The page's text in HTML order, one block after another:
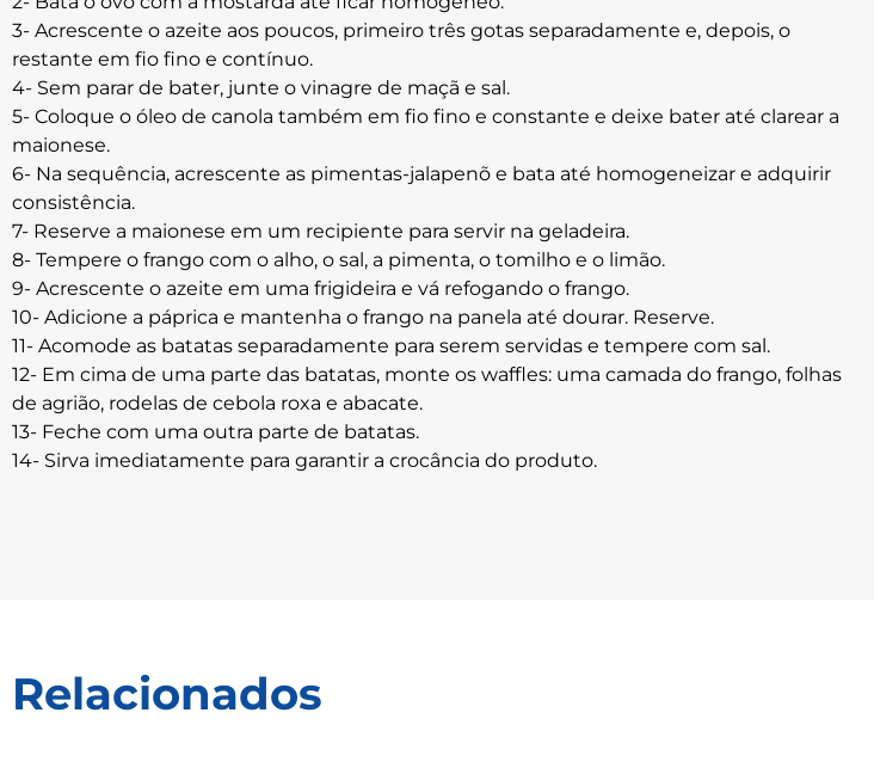
3- Acrescente o azeite aos poucos, primeiro três gotas separadamente e, depois, o
restante em fio fino e contínuo.
4- Sem parar de bater, junte o vinagre de maçã e sal.
5- Coloque o óleo de canola também em fio fino e constante e deixe bater até clarear a
maionese.
6- Na sequência, acrescente as pimentas-jalapenõ e bata até homogeneizar e adquirir
consistência.
7- Reserve a maionese em um recipiente para servir na geladeira.
8- Tempere o frango com o alho, o sal, a pimenta, o tomilho e o limão.
9- Acrescente o azeite em uma frigideira e vá refogando o frango.
10- Adicione a páprica e mantenha o frango na panela até dourar. Reserve.
11- Acomode as batatas separadamente para serem servidas e tempere com sal.
12- Em cima de uma parte das batatas, monte os waffles: uma camada do frango, folhas
de agrião, rodelas de cebola roxa e abacate.
13- Feche com uma outra parte de batatas.
14- Sirva imediatamente para garantir a crocância do produto.
Relacionados